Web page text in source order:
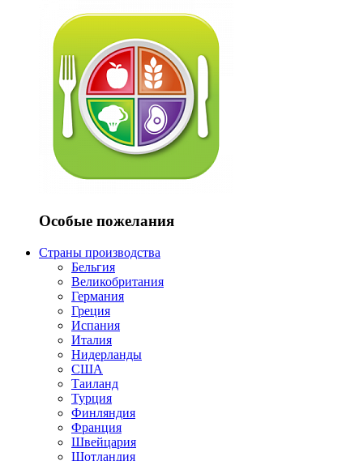
Особые пожелания
Страны производства
Бельгия
Великобритания
Германия
Греция
Испания
Италия
Нидерланды
США
Таиланд
Турция
Финляндия
Франция
Швейцария
Шотландия